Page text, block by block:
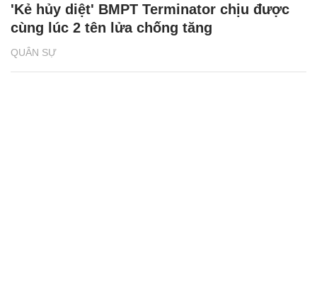
QUÂN SỰ
'Kẻ hủy diệt' BMPT Terminator chịu được
cùng lúc 2 tên lửa chống tăng